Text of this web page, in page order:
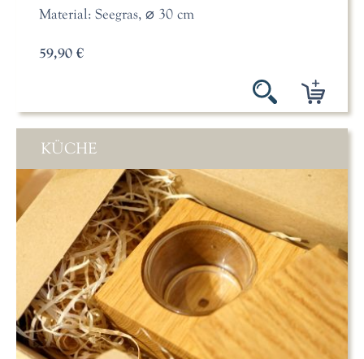
Material: Seegras, ⌀ 30 cm
59,90 €
KÜCHE